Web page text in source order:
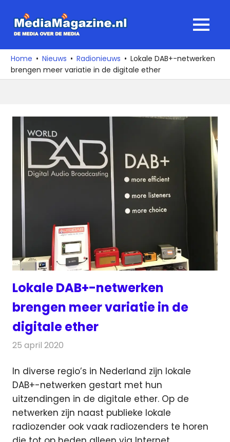
naar
media
over
de
MENU
Home Nieuws Radionieuws
Lokale DAB+-netwerken
brengen meer variatie in de digitale ether
Lokale DAB+-netwerken
brengen meer variatie in de
digitale ether
25 april 2020
In diverse regio’s in Nederland zijn lokale
DAB+-netwerken gestart met hun
uitzendingen in de digitale ether. Op de
netwerken zijn naast publieke lokale
radiozender ook vaak radiozenders te horen